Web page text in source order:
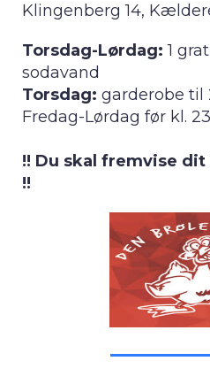
Klingenberg 14,
Torsdag-Lørdag: 1
sodavand
Torsdag: garderobe til
Fredag-Lørdag før kl.
!! Du skal fremvise
!!